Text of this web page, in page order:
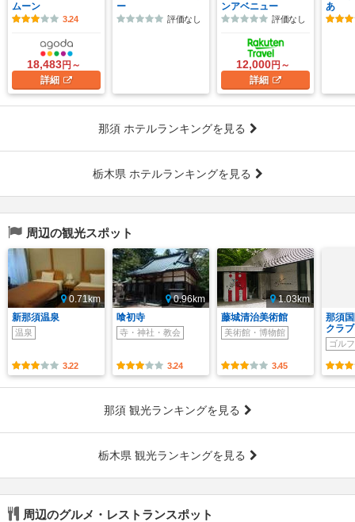
ムーン
3.24
18,483円～
詳細
ー
評価なし
ンアベニュー
評価なし
12,000円～
詳細
あ
那須 ホテルランキングを見る
栃木県 ホテルランキングを見る
周辺の観光スポット
0.71km
新那須温泉
温泉
3.22
0.96km
喰初寺
寺・神社・教会
3.24
1.03km
藤城清治美術館
美術館・博物館
3.45
那須
クラブ
ゴル
那須 観光ランキングを見る
栃木県 観光ランキングを見る
周辺のグルメ・レストランスポット